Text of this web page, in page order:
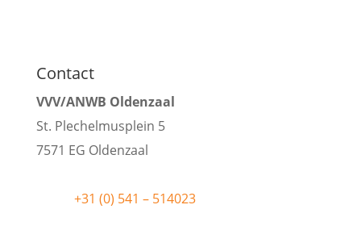
Contact
VVV/ANWB Oldenzaal
St. Plechelmusplein 5
7571 EG Oldenzaal
+31 (0) 541 – 514023